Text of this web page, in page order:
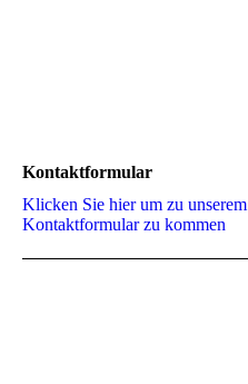
Kontaktformular
Klicken Sie hier um zu unserem
Kon­takt­for­mu­lar zu kommen